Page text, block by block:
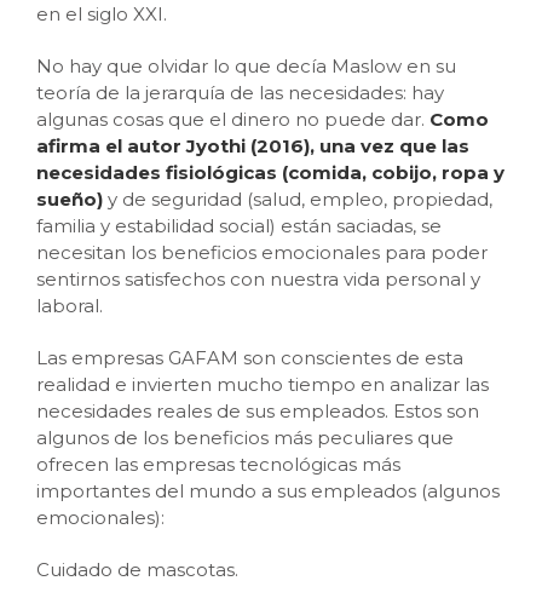
en el siglo XXI.
No hay que olvidar lo que decía Maslow en su
teoría de la jerarquía de las necesidades: hay
algunas cosas que el dinero no puede dar. Como
afirma el autor Jyothi (2016), una vez que las
necesidades fisiológicas (comida, cobijo, ropa y
sueño) y de seguridad (salud, empleo, propiedad,
familia y estabilidad social) están saciadas, se
necesitan los beneficios emocionales para poder
sentirnos satisfechos con nuestra vida personal y
laboral.
Las empresas GAFAM son conscientes de esta
realidad e invierten mucho tiempo en analizar las
necesidades reales de sus empleados. Estos son
algunos de los beneficios más peculiares que
ofrecen las empresas tecnológicas más
importantes del mundo a sus empleados (algunos
emocionales):
Cuidado de mascotas.